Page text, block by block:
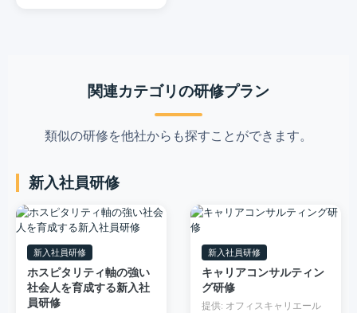
関連カテゴリの研修プラン
類似の研修を他社からも探すことができます。
新入社員研修
新入社員研修
ホスピタリティ軸の強い
社会人を育成する新入社
員研修
新入社員研修
キャリアコンサルティン
グ研修
提供: オフィスキャリエール